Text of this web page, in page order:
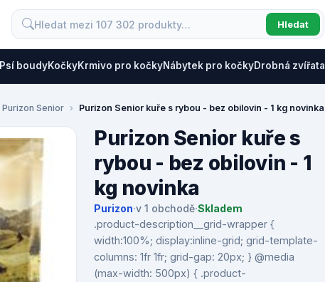
Hledat
Psí boudyKočkyKrmivo pro kočkyNábytek pro kočkyDrobná zvířata
Purizon Senior Purizon Senior kuře s rybou - bez obilovin - 1 kg novinka
Purizon Senior kuře s
rybou - bez obilovin - 1
kg novinka
Purizon·v 1 obchodě·Skladem
.product-description__grid-wrapper {
width:100%; display:inline-grid; grid-template-
columns: 1fr 1fr; grid-gap: 20px; } @media
(max-width: 500px) { .product-